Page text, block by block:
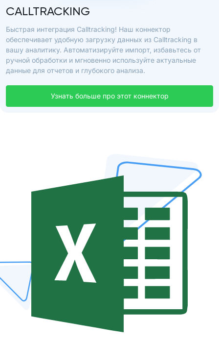
CALLTRACKING
Быстрая интеграция Calltracking! Наш коннектор
обеспечивает удобную загрузку данных из Calltracking в
вашу аналитику. Автоматизируйте импорт, избавьтесь от
ручной обработки и мгновенно используйте актуальные
данные для отчетов и глубокого анализа.
Узнать больше про этот коннектор